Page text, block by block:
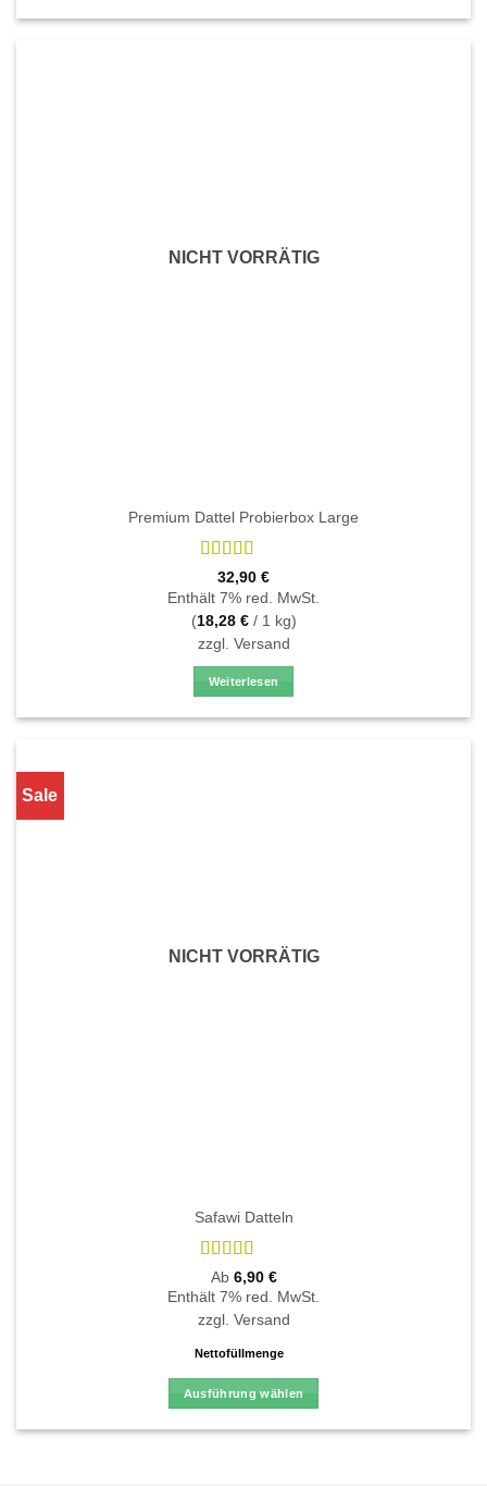
Produktseite
NICHT VORRÄTIG
Premium Dattel Probierbox Large
Bewertet
mit4.87
von 5
32,90 €
Enthält 7% red. MwSt.
(18,28 €/ 1 kg)
zzgl. Versand
Weiterlesen
Sale
NICHT VORRÄTIG
Safawi Datteln
Bewertet
mit4.88
Ab 6,90 €
Enthält 7% red. MwSt.
zzgl. Versand
Nettofüllmenge
Ausführung wählen